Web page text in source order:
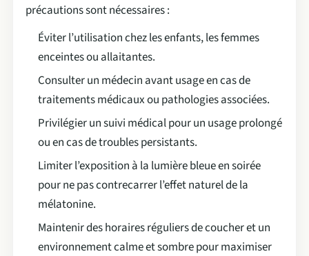
précautions sont nécessaires :
Éviter l’utilisation chez les enfants, les femmes
enceintes ou allaitantes.
Consulter un médecin avant usage en cas de
traitements médicaux ou pathologies associées.
Privilégier un suivi médical pour un usage prolongé
ou en cas de troubles persistants.
Limiter l’exposition à la lumière bleue en soirée
pour ne pas contrecarrer l’effet naturel de la
mélatonine.
Maintenir des horaires réguliers de coucher et un
environnement calme et sombre pour maximiser